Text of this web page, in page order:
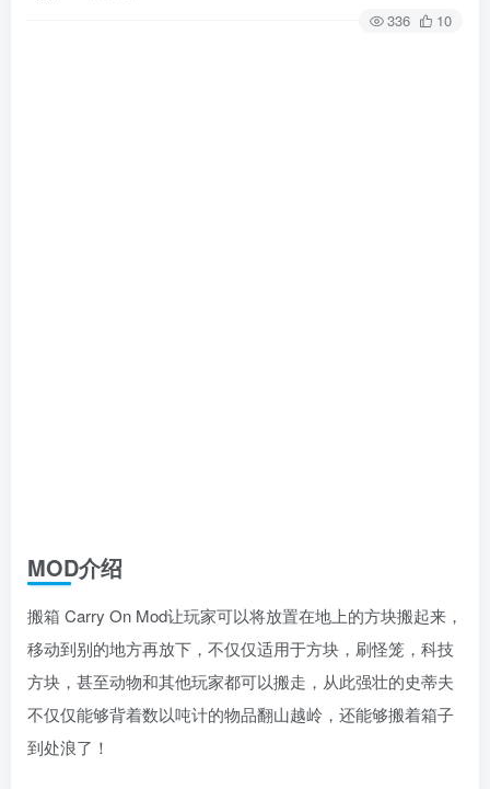
336 10
MOD介绍
搬箱 Carry On Mod让玩家可以将放置在地上的方块搬起来，
移动到别的地方再放下，不仅仅适用于方块，刷怪笼，科技
方块，甚至动物和其他玩家都可以搬走，从此强壮的史蒂夫
不仅仅能够背着数以吨计的物品翻山越岭，还能够搬着箱子
到处浪了！